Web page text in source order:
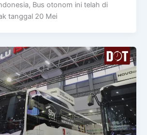
Bus otonom ini telah di
tanggal 20 Mei